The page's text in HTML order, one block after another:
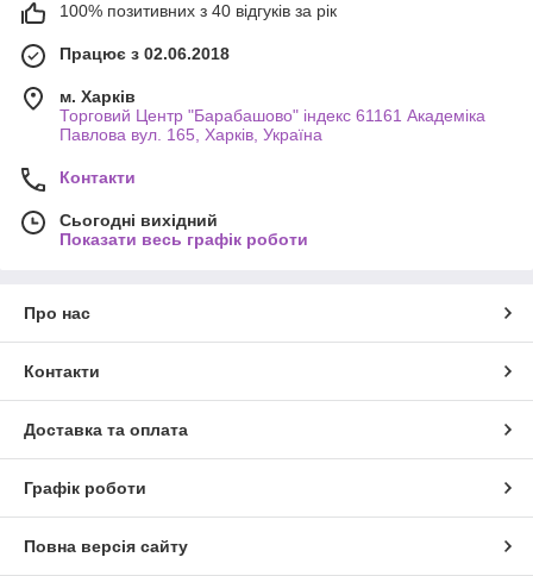
100% позитивних з 40 відгуків за рік
Працює з 02.06.2018
м. Харків
Торговий Центр "Барабашово" індекс 61161 Академіка
Павлова вул. 165, Харків, Україна
Контакти
Сьогодні вихідний
Показати весь графік роботи
Про нас
Контакти
Доставка та оплата
Графік роботи
Повна версія сайту